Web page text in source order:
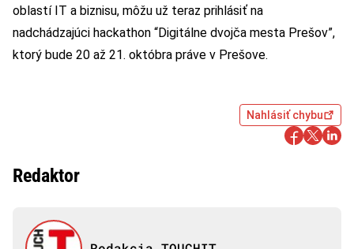
oblastí IT a biznisu, môžu už teraz prihlásiť na
nadchádzajúci hackathon “Digitálne dvojča mesta Prešov”,
ktorý bude 20 až 21. októbra práve v Prešove.
Nahlásiť chybu
Redaktor